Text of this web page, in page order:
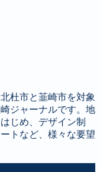
杜市と韮崎市を対象
ジャーナルです。地
じめ、デザイン制
トなど、様々な要望